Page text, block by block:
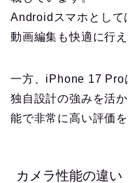
Androidスマホとして
動画編集も快適に行え
一方、iPhone 17 Pro
独自設計の強みを活
能で非常に高い評価
カメラ性能の違い